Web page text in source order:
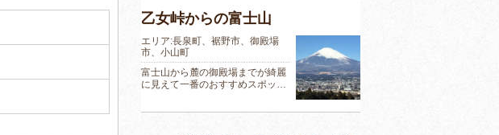
乙女峠からの富士山
エリア:長泉町、裾野市、御殿場
市、小山町
富士山から麓の御殿場までが綺麗
に見えて一番のおすすめスポッ…